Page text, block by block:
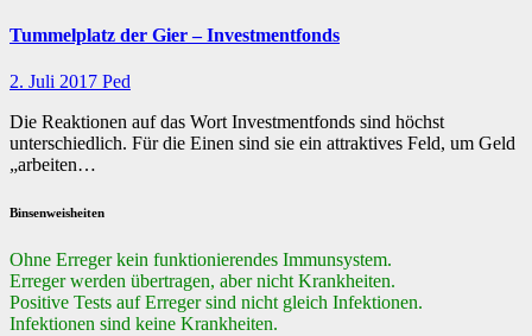
Tummelplatz der Gier – Investmentfonds
2. Juli 2017 Ped
Die Reaktionen auf das Wort Investmentfonds sind höchst
unterschiedlich. Für die Einen sind sie ein attraktives Feld, um Geld
„arbeiten…
Binsenweisheiten
Ohne Erreger kein funktionierendes Immunsystem.
Erreger werden übertragen, aber nicht Krankheiten.
Positive Tests auf Erreger sind nicht gleich Infektionen.
Infektionen sind keine Krankheiten.